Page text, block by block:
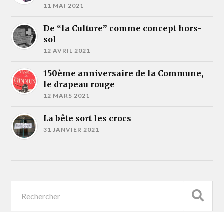
11 MAI 2021
De “la Culture” comme concept hors-
sol
12 AVRIL 2021
150ème anniversaire de la Commune,
le drapeau rouge
12 MARS 2021
La bête sort les crocs
31 JANVIER 2021